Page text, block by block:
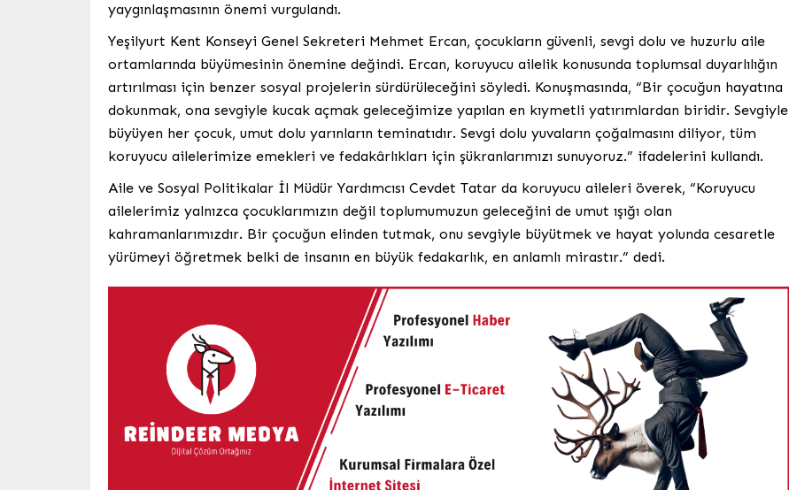
yaygınlaşmasının önemi vurgulandı.
Yeşilyurt Kent Konseyi Genel Sekreteri Mehmet Ercan, çocukların güvenli, sevgi dolu ve huzurlu aile
ortamlarında büyümesinin önemine değindi. Ercan, koruyucu ailelik konusunda toplumsal duyarlılığın
artırılması için benzer sosyal projelerin sürdürüleceğini söyledi. Konuşmasında, “Bir çocuğun hayatına
dokunmak, ona sevgiyle kucak açmak geleceğimize yapılan en kıymetli yatırımlardan biridir. Sevgiyle
büyüyen her çocuk, umut dolu yarınların teminatıdır. Sevgi dolu yuvaların çoğalmasını diliyor, tüm
koruyucu ailelerimize emekleri ve fedakârlıkları için şükranlarımızı sunuyoruz.” ifadelerini kullandı.
Aile ve Sosyal Politikalar İl Müdür Yardımcısı Cevdet Tatar da koruyucu aileleri överek, “Koruyucu
ailelerimiz yalnızca çocuklarımızın değil toplumumuzun geleceğini de umut ışığı olan
kahramanlarımızdır. Bir çocuğun elinden tutmak, onu sevgiyle büyütmek ve hayat yolunda cesaretle
yürümeyi öğretmek belki de insanın en büyük fedakarlık, en anlamlı mirastır.” dedi.